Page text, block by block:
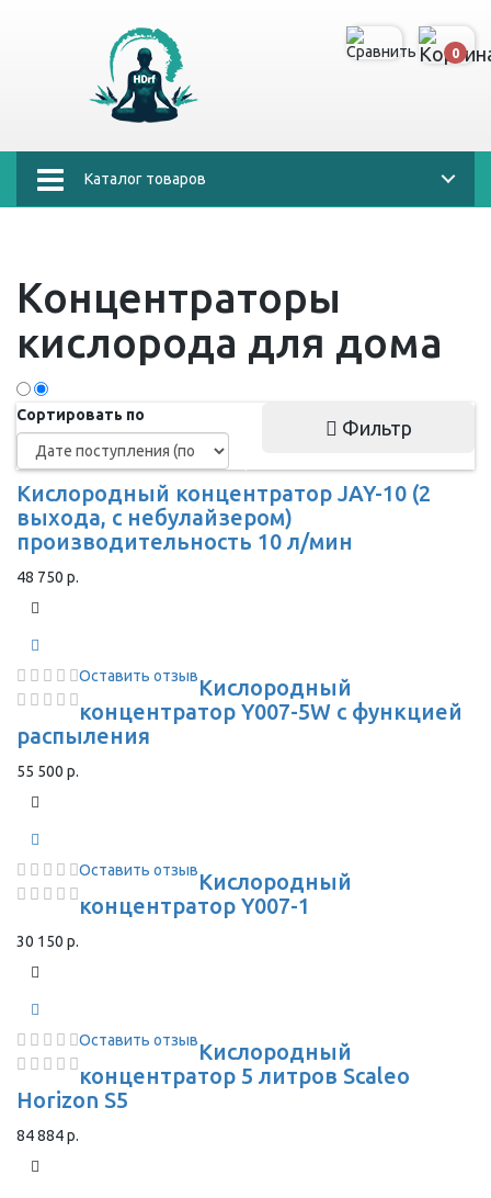
0
Каталог товаров
Концентраторы
кислорода для дома
Сортировать по
Фильтр
Кислородный концентратор JAY-10 (2
выхода, с небулайзером)
производительность 10 л/мин
48 750 р.
Оставить отзывКислородный
концентратор Y007-5W с функцией
распыления
55 500 р.
Оставить отзывКислородный
концентратор Y007-1
30 150 р.
Оставить отзывКислородный
концентратор 5 литров Scaleo
Horizon S5
84 884 р.